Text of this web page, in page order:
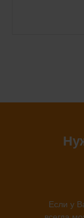
Если у